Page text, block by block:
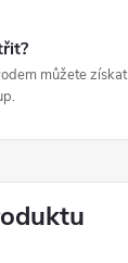
můžete